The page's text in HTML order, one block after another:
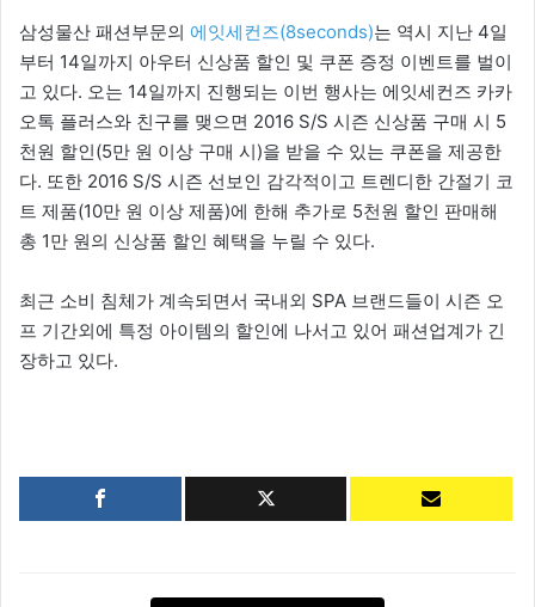
삼성물산 패션부문의 에잇세컨즈(8seconds)는 역시 지난 4일
부터 14일까지 아우터 신상품 할인 및 쿠폰 증정 이벤트를 벌이
고 있다. 오는 14일까지 진행되는 이번 행사는 에잇세컨즈 카카
오톡 플러스와 친구를 맺으면 2016 S/S 시즌 신상품 구매 시 5
천원 할인(5만 원 이상 구매 시)을 받을 수 있는 쿠폰을 제공한
다. 또한 2016 S/S 시즌 선보인 감각적이고 트렌디한 간절기 코
트 제품(10만 원 이상 제품)에 한해 추가로 5천원 할인 판매해
총 1만 원의 신상품 할인 혜택을 누릴 수 있다.
최근 소비 침체가 계속되면서 국내외 SPA 브랜드들이 시즌 오
프 기간외에 특정 아이템의 할인에 나서고 있어 패션업계가 긴
장하고 있다.